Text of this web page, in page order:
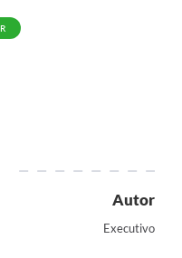
Autor
Executivo